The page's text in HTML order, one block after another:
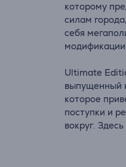
которому
силам
себя
Ultimate
выпущенный
которое
поступки и
вокруг.